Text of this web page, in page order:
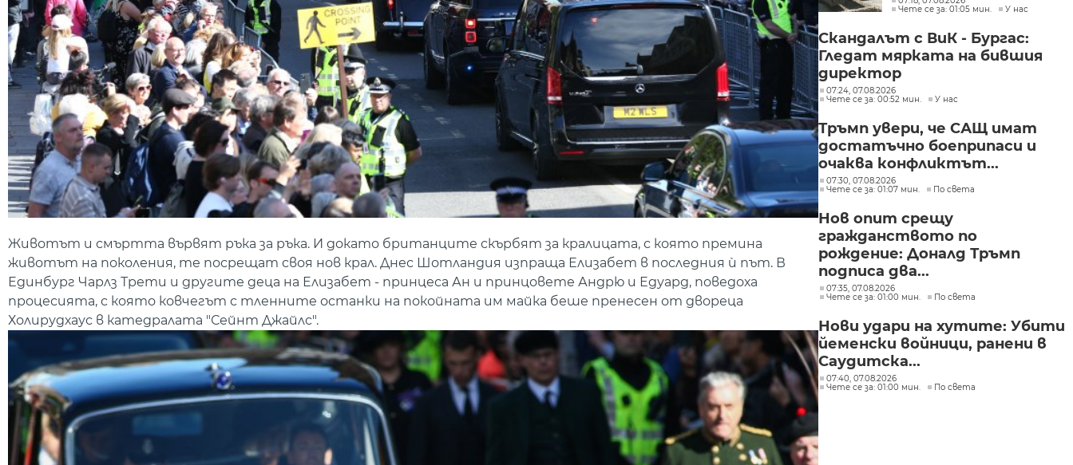
Животът и смъртта вървят ръка за ръка. И докато британците скърбят за кралицата, с която премина
животът на поколения, те посрещат своя нов крал. Днес Шотландия изпраща Елизабет в последния ѝ път. В
Единбург Чарлз Трети и другите деца на Елизабет - принцеса Ан и принцовете Андрю и Едуард, поведоха
процесията, с която ковчегът с тленните останки на покойната им майка беше пренесен от двореца
Холирудхаус в катедралата "Сейнт Джайлс".
стража“
Чете се за: 01:05 мин.
У нас
Скандалът с ВиК - Бургас:
Гледат мярката на бившия
директор
07:24, 07.08.2026
Чете се за: 00:52 мин.
У нас
Тръмп увери, че САЩ имат
достатъчно боеприпаси и
очаква конфликтът...
07:30, 07.08.2026
Чете се за: 01:07 мин.
По света
Нов опит срещу
гражданството по
рождение: Доналд Тръмп
подписа два...
07:35, 07.08.2026
Чете се за: 01:00 мин.
По света
Нови удари на хутите: Убити
йеменски войници, ранени в
Саудитска...
07:40, 07.08.2026
Чете се за: 01:00 мин.
По света